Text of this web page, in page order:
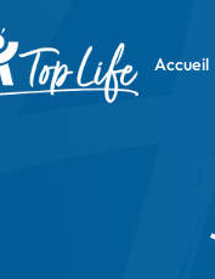
Accueil